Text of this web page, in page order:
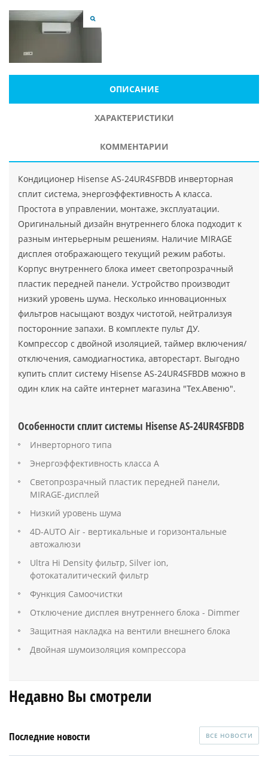
ОПИСАНИЕ
ХАРАКТЕРИСТИКИ
КОММЕНТАРИИ
Кондиционер Hisense AS-24UR4SFBDB инверторная
сплит система, энергоэффективность А класса.
Простота в управлении, монтаже, эксплуатации.
Оригинальный дизайн внутреннего блока подходит к
разным интерьерным решениям. Наличие MIRAGE
дисплея отображающего текущий режим работы.
Корпус внутреннего блока имеет светопрозрачный
пластик передней панели. Устройство производит
низкий уровень шума. Несколько инновационных
фильтров насыщают воздух чистотой, нейтрализуя
посторонние запахи. В комплекте пульт ДУ.
Компрессор с двойной изоляцией, таймер включения/
отключения, самодиагностика, авторестарт. Выгодно
купить сплит систему Hisense AS-24UR4SFBDB можно в
один клик на сайте интернет магазина "Тех.Авеню".
Особенности сплит системы Hisense AS-24UR4SFBDB
Инверторного типа
Энергоэффективность класса A
Светопрозрачный пластик передней панели,
MIRAGE-дисплей
Низкий уровень шума
4D-AUTO Air - вертикальные и горизонтальные
автожалюзи
Ultra Hi Density фильтр, Silver ion,
фотокаталитический фильтр
Функция Самоочистки
Отключение дисплея внутреннего блока - Dimmer
Защитная накладка на вентили внешнего блока
Двойная шумоизоляция компрессора
Недавно Вы смотрели
Последние новости ВСЕ НОВОСТИ